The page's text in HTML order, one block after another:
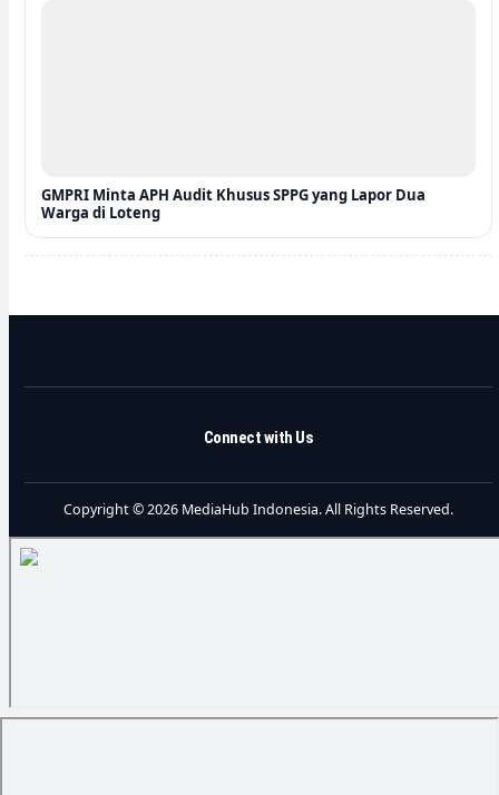
GMPRI Minta APH Audit Khusus SPPG yang Lapor Dua
Warga di Loteng
Connect with Us
Copyright © 2026 MediaHub Indonesia. All Rights Reserved.